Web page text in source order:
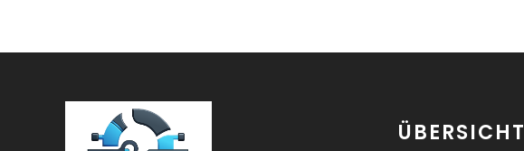
ÜBERSICHT